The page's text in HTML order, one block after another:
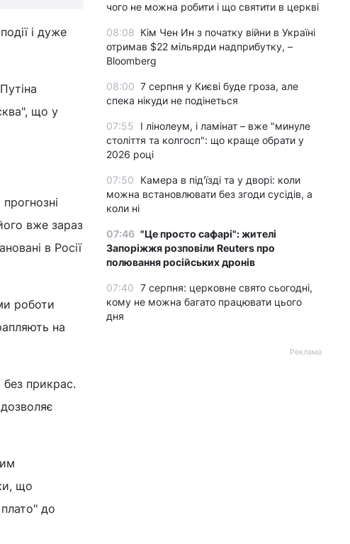
і дуже
що у
вже зараз
в Росії
роботи
на
без прикрас.
що
до
чого не можна робити і що святити в церкві
08:08 Кім Чен Ин з початку війни в Україні
отримав $22 мільярди надприбутку, –
Bloomberg
08:00 7 серпня у Києві буде гроза, але
спека нікуди не подінеться
07:55
І лінолеум, і ламінат – вже "минуле
століття та колгосп": що краще обрати у
2026 році
07:50
Камера в під'їзді та у дворі: коли
можна встановлювати без згоди сусідів, а
коли ні
07:46 "Це просто сафарі": жителі
Запоріжжя розповіли Reuters про
полювання російських дронів
07:40 7 серпня: церковне свято сьогодні,
кому не можна багато працювати цього
дня
Реклама